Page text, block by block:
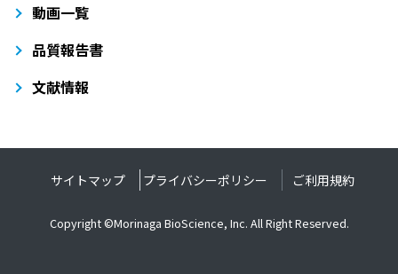
動画一覧
品質報告書
文献情報
サイトマップ プライバシーポリシー ご利用規約
Copyright ©Morinaga BioScience, Inc. All Right Reserved.